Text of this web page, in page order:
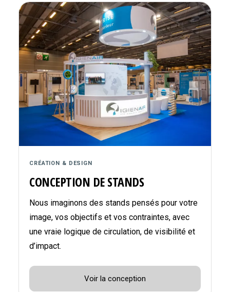
CRÉATION & DESIGN
CONCEPTION DE STANDS
Nous imaginons des stands pensés pour votre
image, vos objectifs et vos contraintes, avec
une vraie logique de circulation, de visibilité et
d’impact.
Voir la conception